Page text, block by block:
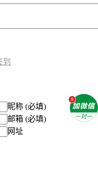
到
昵称 (必填)
邮箱 (必填)
网址